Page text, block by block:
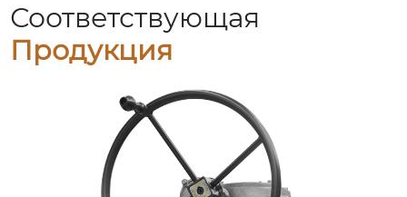
Соответствующая
Продукция